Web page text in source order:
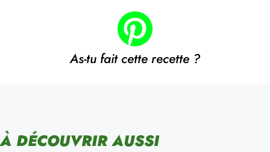
As-tu fait cette recette ?
À DÉCOUVRIR AUSSI